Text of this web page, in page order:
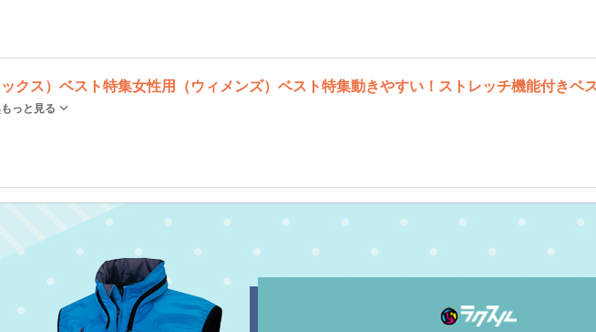
クス）ベスト特集女性用（ウィメンズ）ベスト特集動きやすい！ストレッチ機能付きベ
もっと見る